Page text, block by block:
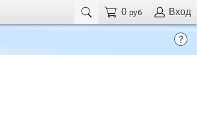
0 руб Вход